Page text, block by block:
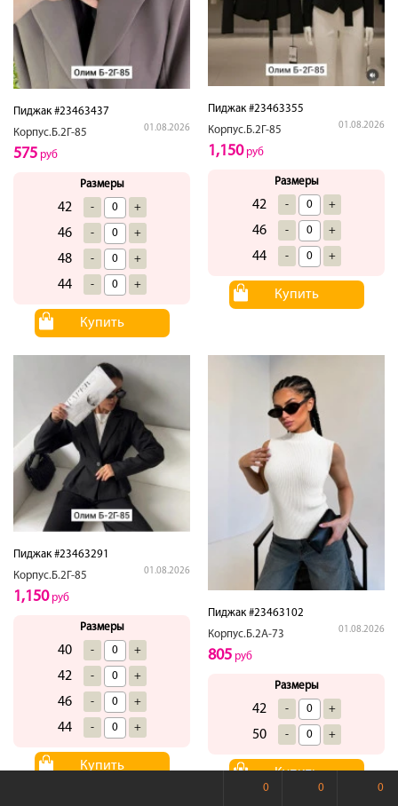
Пиджак #23463437
Корпус.Б.2Г-85
01.08.2026
575 руб
Размеры
42 - +
46 - +
48 - +
44 - +
Купить
Пиджак #23463355
Корпус.Б.2Г-85
01.08.2026
1,150руб
Размеры
42 - +
46 - +
44 - +
Купить
Пиджак #23463291
Корпус.Б.2Г-85
01.08.2026
1,150руб
Размеры
40 - +
42 - +
46 - +
44 - +
Купить
Пиджак #23463102
Корпус.Б.2А-73
01.08.2026
805 руб
Размеры
42 - +
50 - +
Купить
0 0 0